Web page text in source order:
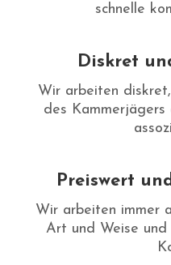
schnelle
Diskret
Wir arbeiten
des Kammerjägers
Preiswert
Wir arbeiten immer
Art und Weise